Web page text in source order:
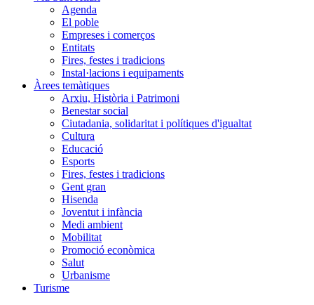
Agenda
El poble
Empreses i comerços
Entitats
Fires, festes i tradicions
Instal·lacions i equipaments
Àrees temàtiques
Arxiu, Història i Patrimoni
Benestar social
Ciutadania, solidaritat i polítiques d'igualtat
Cultura
Educació
Esports
Fires, festes i tradicions
Gent gran
Hisenda
Joventut i infància
Medi ambient
Mobilitat
Promoció econòmica
Salut
Urbanisme
Turisme